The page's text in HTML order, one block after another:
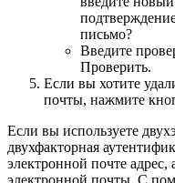
письмо?
Введите
Проверить.
Если вы хотите
почты, нажмите
Если вы используете
двухфакторная
электронной почте адрес,